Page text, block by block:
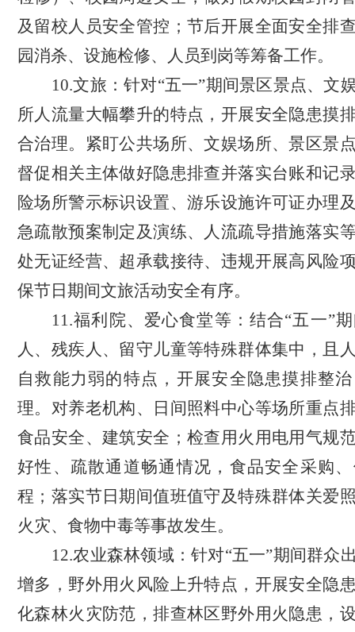
及留校人员安全管控；节后开展全面安全排
园消杀、设施检修、人员到岗等筹备工作。
10.文旅： 针对“五一”期间景区景点、文
所人流量大幅攀升的特点，开展安全隐患摸
合治理。紧盯公共场所、文娱场所、景区景
督促相关主体做好隐患排查并落实台账和记
险场所警示标识设置、游乐设施许可证办理
急疏散预案制定及演练、人流疏导措施落实
处无证经营、超承载接待、违规开展高风险
保节日期间文旅活动安全有序。
11.福利院、爱心食堂等： 结合“五一”
人、残疾人、留守儿童等特殊群体集中，且
自救能力弱的特点，开展安全隐患摸排整
理。对养老机构、日间照料中心等场所重点
食品安全、建筑安全；检查用火用电用气规
好性、疏散通道畅通情况，食品安全采购
程；落实节日期间值班值守及特殊群体关爱
火灾、食物中毒等事故发生。
12.农业森林领域： 针对“五一”期间群众
增多，野外用火风险上升特点，开展安全隐
化森林火灾防范，排查林区野外用火隐患，